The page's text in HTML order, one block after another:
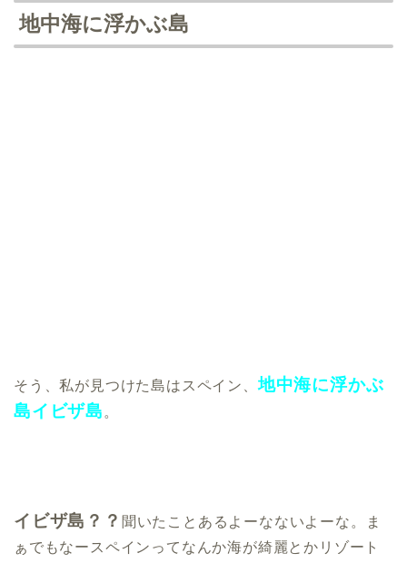
地中海に浮かぶ島
そう、私が見つけた島はスペイン、地中海に浮かぶ
島イビザ島 。
イビザ島？？ 聞いたことあるよーなないよーな。ま
ぁでもなースペインってなんか海が綺麗とかリゾート